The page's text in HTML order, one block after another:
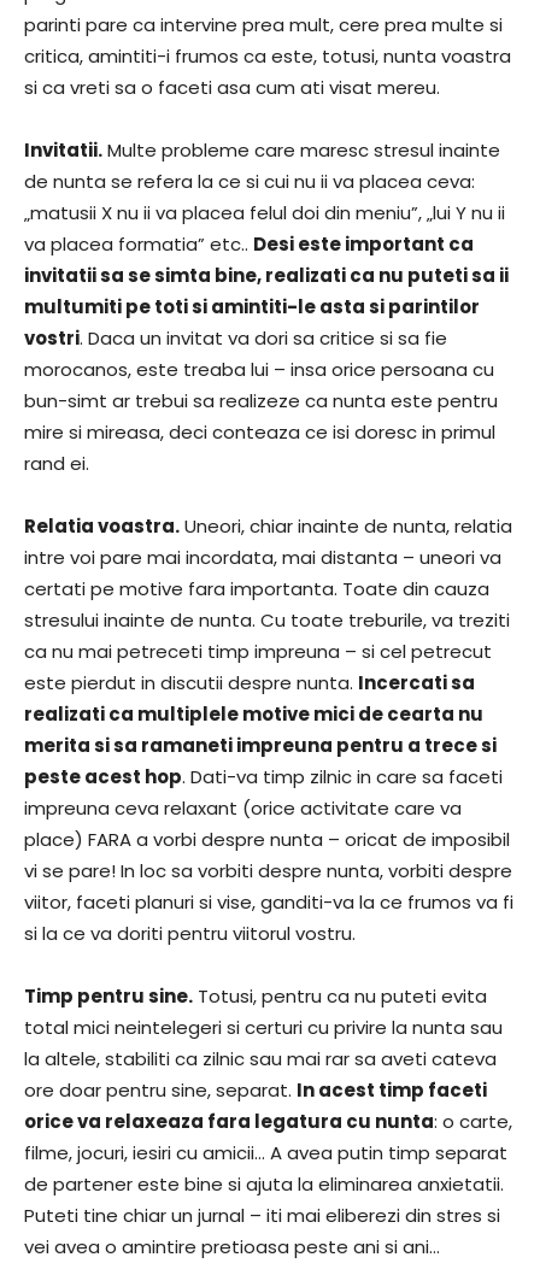
parinti pare ca intervine prea mult, cere prea multe si
critica, amintiti-i frumos ca este, totusi, nunta voastra
si ca vreti sa o faceti asa cum ati visat mereu.
Invitatii.Multe probleme care maresc stresul inainte
de nunta se refera la ce si cui nu ii va placea ceva:
„matusii X nu ii va placea felul doi din meniu”, „lui Y nu ii
va placea formatia” etc.. Desi este important ca
invitatii sa se simta bine, realizati ca nu puteti sa ii
multumiti pe toti si amintiti-le asta si parintilor
vostri. Daca un invitat va dori sa critice si sa fie
morocanos, este treaba lui – insa orice persoana cu
bun-simt ar trebui sa realizeze ca nunta este pentru
mire si mireasa, deci conteaza ce isi doresc in primul
rand ei.
Relatia voastra.Uneori, chiar inainte de nunta, relatia
intre voi pare mai incordata, mai distanta – uneori va
certati pe motive fara importanta. Toate din cauza
stresului inainte de nunta. Cu toate treburile, va treziti
ca nu mai petreceti timp impreuna – si cel petrecut
este pierdut in discutii despre nunta. Incercati sa
realizati ca multiplele motive mici de cearta nu
merita si sa ramaneti impreuna pentru a trece si
peste acest hop. Dati-va timp zilnic in care sa faceti
impreuna ceva relaxant (orice activitate care va
place) FARA a vorbi despre nunta – oricat de imposibil
vi se pare! In loc sa vorbiti despre nunta, vorbiti despre
viitor, faceti planuri si vise, ganditi-va la ce frumos va fi
si la ce va doriti pentru viitorul vostru.
Timp pentru sine. Totusi, pentru ca nu puteti evita
total mici neintelegeri si certuri cu privire la nunta sau
la altele, stabiliti ca zilnic sau mai rar sa aveti cateva
ore doar pentru sine, separat. In acest timp faceti
orice va relaxeaza fara legatura cu nunta: o carte,
filme, jocuri, iesiri cu amicii… A avea putin timp separat
de partener este bine si ajuta la eliminarea anxietatii.
Puteti tine chiar un jurnal – iti mai eliberezi din stres si
vei avea o amintire pretioasa peste ani si ani…